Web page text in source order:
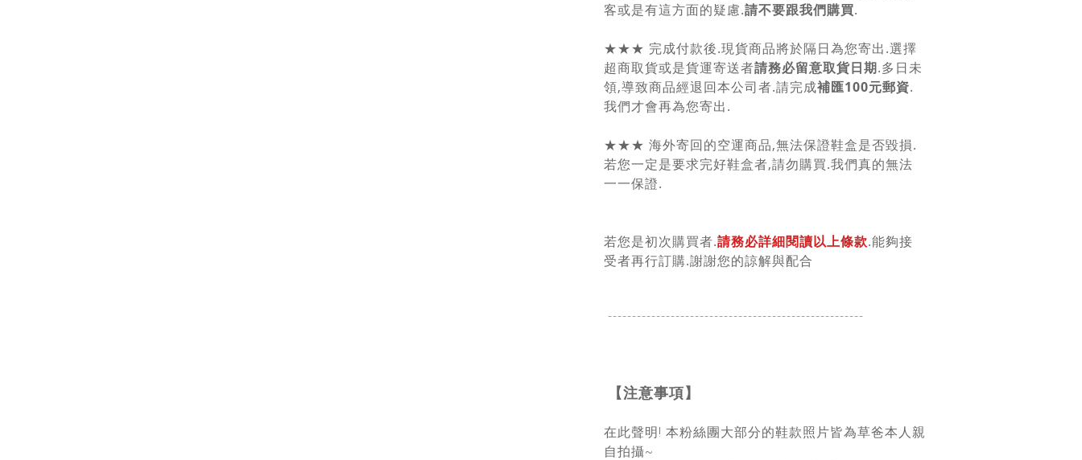
客或是有這方面的疑慮.請不要跟我們購買.
★★★ 完成付款後.現貨商品將於隔日為您寄出.選擇
超商取貨或是貨運寄送者請務必留意取貨日期.多日未
領,導致商品經退回本公司者.請完成補匯100元郵資.
我們才會再為您寄出.
★★★ 海外寄回的空運商品,無法保證鞋盒是否毀損.
若您一定是要求完好鞋盒者,請勿購買.我們真的無法
一一保證.
若您是初次購買者.請務必詳細閱讀以上條款.能夠接
受者再行訂購.謝謝您的諒解與配合
-----------------------------------------------------
【注意事項】
在此聲明! 本粉絲團大部分的鞋款照片皆為草爸本人親
自拍攝~